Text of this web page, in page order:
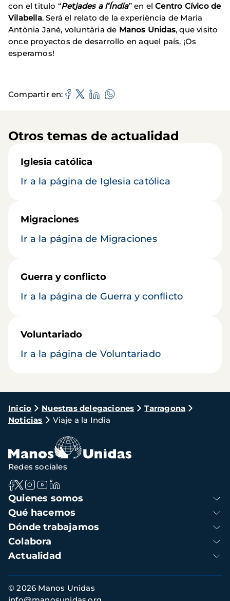
con el titulo “Petjades a l’Índia” en elCentro Cívico de
Vilabella. Será el relato de la experiència de Maria
Antònia Jané, voluntària de Manos Unidas, que visito
once proyectos de desarrollo en aquel país. ¡Os
esperamos!
Compartir en
Otros temas de actualidad
Iglesia católica
Ir a la página de Iglesia católica
Migraciones
Ir a la página de Migraciones
Guerra y conflicto
Ir a la página de Guerra y conflicto
Voluntariado
Ir a la página de Voluntariado
Ruta
de
navegación
Inicio Nuestras delegaciones
Tarragona
Noticias
Viaje a la India
Navegación
principal
Quienes somos
Qué hacemos
Dónde trabajamos
Colabora
Actualidad
Redes sociales
Información
de
© 2026 Manos Unidas